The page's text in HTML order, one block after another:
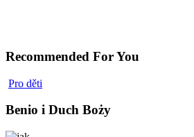
Recommended For You
Pro děti
Benio i Duch Boży